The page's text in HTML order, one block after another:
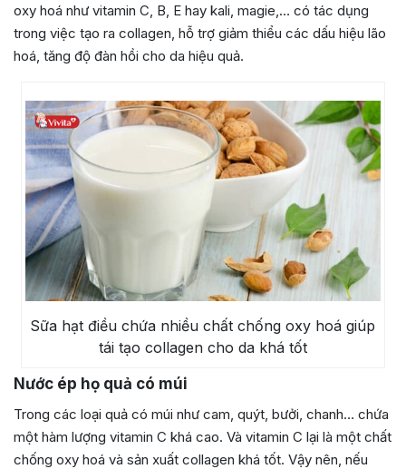
oxy hoá như vitamin C, B, E hay kali, magie,… có tác dụng
trong việc tạo ra collagen, hỗ trợ giảm thiểu các dấu hiệu lão
hoá, tăng độ đàn hồi cho da hiệu quả.
Sữa hạt điều chứa nhiều chất chống oxy hoá giúp
tái tạo collagen cho da khá tốt
Nước ép họ quả có múi
Trong các loại quả có múi như cam, quýt, bưởi, chanh… chứa
một hàm lượng vitamin C khá cao. Và vitamin C lại là một chất
chống oxy hoá và sản xuất collagen khá tốt. Vậy nên, nếu